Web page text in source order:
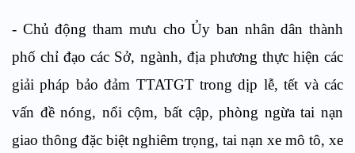
- Chủ động tham mưu cho Ủy ban nhân dân thành
phố chỉ đạo các Sở, ngành, địa phương thực hiện các
giải pháp bảo đảm TTATGT trong dịp lễ, tết và các
vấn đề nóng, nổi cộm, bất cập, phòng ngừa tai nạn
giao thông đặc biệt nghiêm trọng, tai nạn xe mô tô, xe